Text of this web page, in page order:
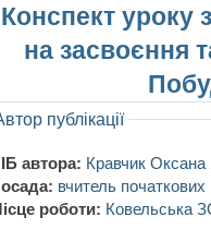
Конспект уроку
на засвоєння
публікації
автора: Кравчик Оксана
вчитель початкових
роботи: Ковельська